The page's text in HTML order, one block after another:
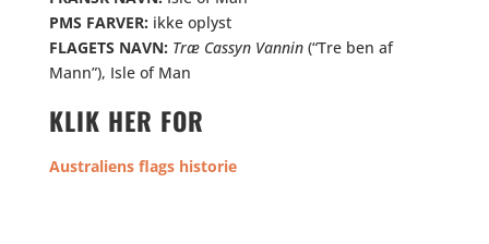
PMS FARVER: ikke oplyst
FLAGETS NAVN: Træ Cassyn Vannin(“Tre ben af
Mann”), Isle of Man
KLIK HER FOR
Australiens flags historie